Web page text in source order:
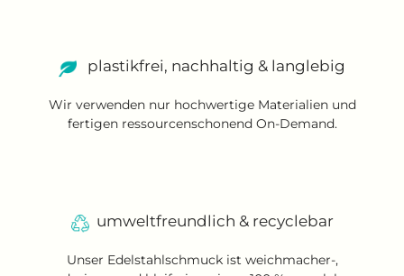
plastikfrei, nachhaltig & langlebig
Wir verwenden nur hochwertige Materialien und
fertigen ressourcenschonend On-Demand.
umweltfreundlich & recyclebar
Unser Edelstahlschmuck ist weichmacher-,